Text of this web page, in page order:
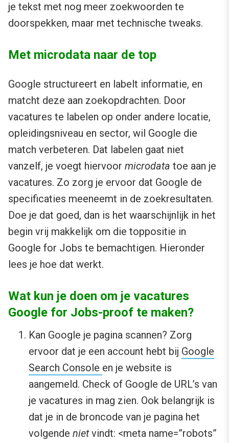
je tekst met nog meer zoekwoorden te
doorspekken, maar met technische tweaks.
Met microdata naar de top
Google structureert en labelt informatie, en
matcht deze aan zoekopdrachten. Door
vacatures te labelen op onder andere locatie,
opleidingsniveau en sector, wil Google die
match verbeteren. Dat labelen gaat niet
vanzelf, je voegt hiervoor microdata toe aan je
vacatures. Zo zorg je ervoor dat Google de
specificaties meeneemt in de zoekresultaten.
Doe je dat goed, dan is het waarschijnlijk in het
begin vrij makkelijk om die toppositie in
Google for Jobs te bemachtigen. Hieronder
lees je hoe dat werkt.
Wat kun je doen om je vacatures
Google for Jobs-proof te maken?
Kan Google je pagina scannen? Zorg
ervoor dat je een account hebt bij Google
Search Console en je website is
aangemeld. Check of Google de URL’s van
je vacatures in mag zien. Ook belangrijk is
dat je in de broncode van je pagina het
volgende nietvindt: <meta name=”robots”